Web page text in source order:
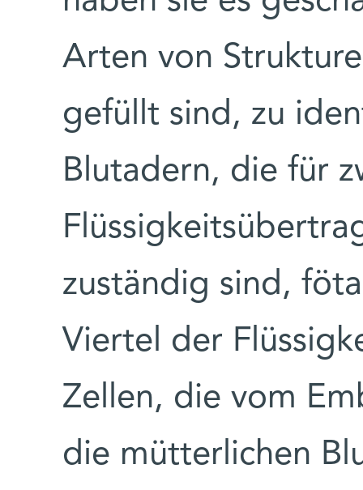
Arten von
gefüllt sind, zu
Blutadern, die für
zuständig sind,
Viertel der
Zellen, die vom
die mütterlichen